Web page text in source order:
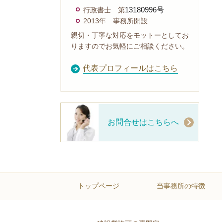
行政書士 第13180996号
2013年 事務所開設
親切・丁寧な対応をモットーとしてお
りますのでお気軽にご相談ください。
代表プロフィールはこちら
お問合せはこちらへ
トップページ 当事務所の特徴